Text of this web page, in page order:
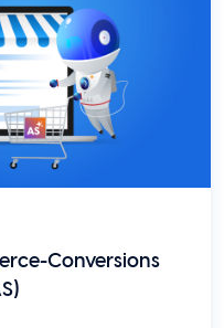
Conversions